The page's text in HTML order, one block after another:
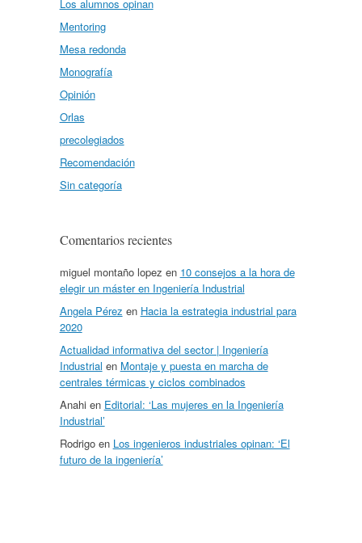
Los alumnos opinan
Mentoring
Mesa redonda
Monografía
Opinión
Orlas
precolegiados
Recomendación
Sin categoría
Comentarios recientes
miguel montaño lopez en 10 consejos a la hora de
elegir un máster en Ingeniería Industrial
Angela Pérez en Hacia la estrategia industrial para
2020
Actualidad informativa del sector | Ingeniería
Industrial en Montaje y puesta en marcha de
centrales térmicas y ciclos combinados
Anahi en Editorial: ‘Las mujeres en la Ingeniería
Industrial’
Rodrigoen Los ingenieros industriales opinan: ‘El
futuro de la ingeniería’